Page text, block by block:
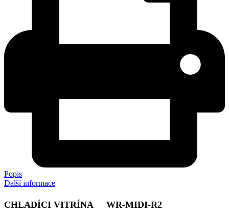
Popis
Další informace
CHLADÍCI VITRÍNA WR-MIDI-R2